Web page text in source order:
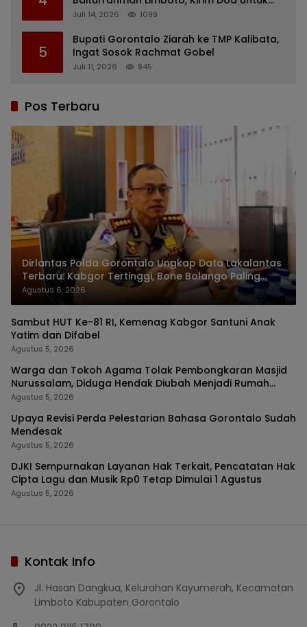
Almarhum Rachmat Gobel
Juli 14, 2026 1099
5
Bupati Gorontalo Ziarah ke TMP Kalibata,
Ingat Sosok Rachmat Gobel
Juli 11, 2026 845
Pos Terbaru
Dirlantas Polda Gorontalo Ungkap Data Lakalantas
Terbaru: Kabgor Tertinggi, Bone Bolango Paling
Fatal
Agustus 6, 2026
Sambut HUT Ke-81 RI, Kemenag Kabgor Santuni Anak
Yatim dan Difabel
Agustus 5, 2026
Warga dan Tokoh Agama Tolak Pembongkaran Masjid
Nurussalam, Diduga Hendak Diubah Menjadi Rumah
Tinggal
Agustus 5, 2026
Upaya Revisi Perda Pelestarian Bahasa Gorontalo Sudah
Mendesak
Agustus 5, 2026
DJKI Sempurnakan Layanan Hak Terkait, Pencatatan Hak
Cipta Lagu dan Musik Rp0 Tetap Dimulai 1 Agustus
Agustus 5, 2026
Kontak Info
Jl. Hasan Dangkua, Kelurahan Kayumerah, Kecamatan
Limboto Kabupaten Gorontalo